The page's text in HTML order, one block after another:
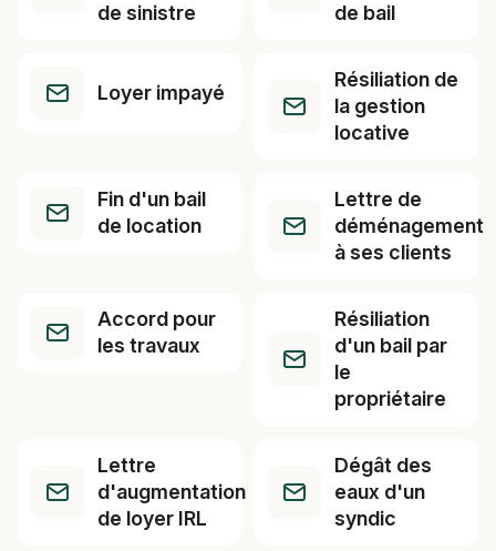
de sinistre
de bail
Loyer impayé
Résiliation de
la gestion
locative
Fin d'un bail
de location
Lettre de
déménagement
à ses clients
Accord pour
les travaux
Résiliation
d'un bail par
le
propriétaire
Lettre
d'augmentation
de loyer IRL
Dégât des
eaux d'un
syndic